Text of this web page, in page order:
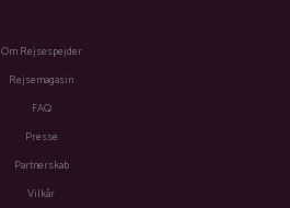
Om Rejsespejder
Rejsemagasin
FAQ
Presse
Partnerskab
Vilkår